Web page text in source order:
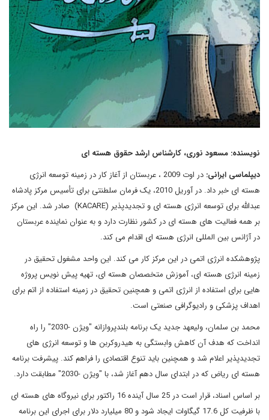
نویسنده: مسعود نوری، کارشناس ارشد حقوق هسته ای
دیپلماسی ایرانی:
در اوت 2009 ، عربستان از آغاز کار در زمینه توسعه انرژی
هسته ای خبر داد. در آوریل 2010، یک فرمان سلطنتی برای تأسیس مرکز پادشاه
عبدالله برای توسعه انرژی هسته ای و تجدیدپذیر (KACARE) صادر شد. این مرکز
بر همه فعالیت های هسته ای در کشور نظارت دارد و به عنوان نماینده عربستان
در آژانس بین المللی انرژی هسته ای اقدام می کند.
پژوهشکده انرژی اتمی در این مرکز کار می کند. این واحد مشغول تحقیق در
زمینه انرژی هسته ای، آموزش متخصصان هسته ای، تهیه پیش نویس پروژه
هایی برای استفاده از انرژی اتمی و همچنین تحقیق در زمینه استفاده از اتم برای
اهداف پزشکی و رادیوگرافی صنعتی است.
محمد بن سلمان، ولیعهد جدید یک برنامه بلندپروازانه "ویژن -2030" را راه
انداخت که هدف آن کاهش وابستگی به هیدروکربن ها و توسعه انرژی های
تجدیدپذیر اعلام شد و همچنین باید تنوع اقتصادی را فراهم کند. پیشرفت برنامه
هسته ای ریاض که در ابتدای سال دهم آغاز شد، با "ویژن -2030" مطابقت دارد.
بر اساس اسناد، قرار است در 25 سال آینده 16 راکتور برای نیروگاه های هسته ای
با ظرفیت کل 17.6 گیگاوات ایجاد شود و 80 میلیارد دلار برای اجرای این برنامه